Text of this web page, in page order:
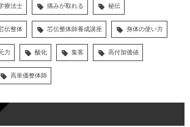
療法士 痛みが取れる 秘伝
伝整体 芯伝整体師養成講座 身体の使い方
力 酸化 集客 高付加価値
高単価整体師